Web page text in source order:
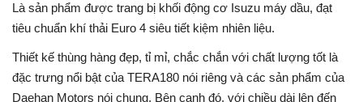
Là sản phẩm được trang bị khối động cơ Isuzu máy dầu, đạt
tiêu chuẩn khí thải Euro 4 siêu tiết kiệm nhiên liệu.
Thiết kế thùng hàng đẹp, tỉ mỉ, chắc chắn với chất lượng tốt là
đặc trưng nổi bật của TERA180 nói riêng và các sản phẩm của
Daehan Motors nói chung. Bên cạnh đó, với chiều dài lên đến